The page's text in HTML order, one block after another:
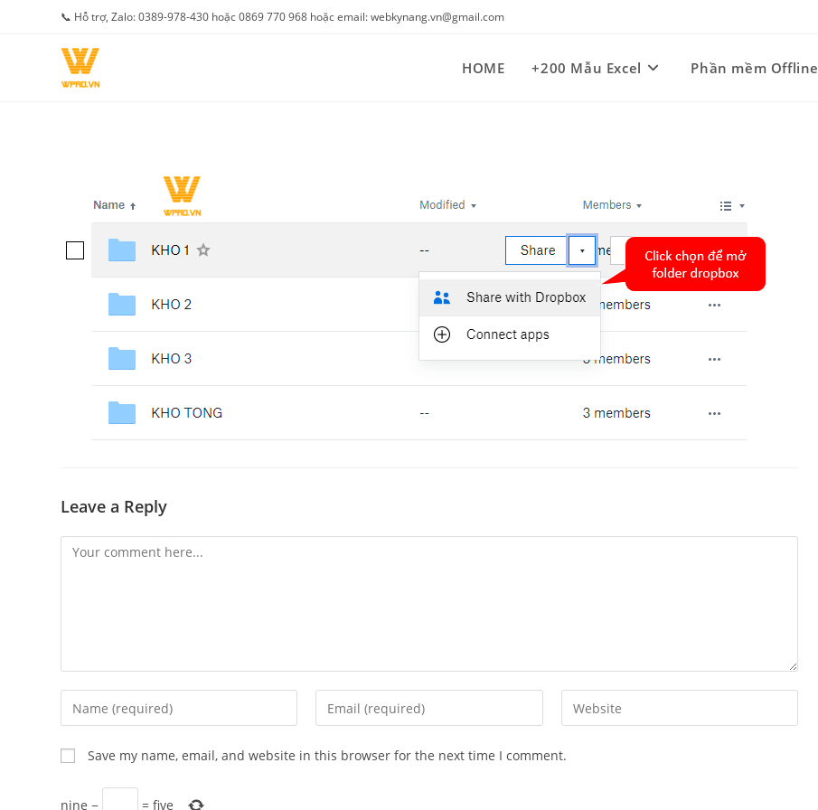
📞 Hỗ trợ, Zalo: 0389-978-430 hoặc 0869 770 968 hoặc email: webkynang.vn@gmail.com
HOME +200 Mẫu Excel Phần mềm Offline
Leave a Reply
Comment
Enter
your
name
or
username
Enter
your
Enter
your
Save my name, email, and website in this browser for the next time I comment.
nine − =five